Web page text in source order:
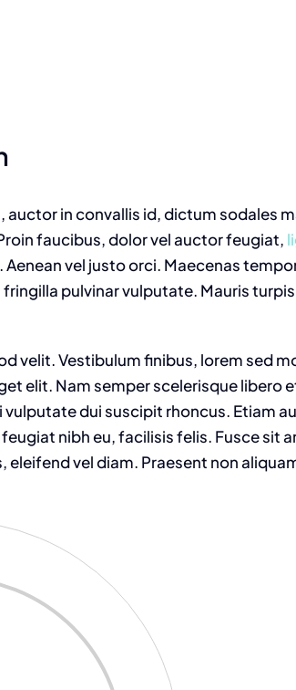
in convallis id, dictum sodales
faucibus, dolor vel auctor feugiat,
vel justo orci. Maecenas
pulvinar vulputate. Mauris
velit. Vestibulum finibus, lorem sed
elit. Nam semper scelerisque libero
dui suscipit rhoncus. Etiam
nibh eu, facilisis felis. Fusce sit
vel diam. Praesent non